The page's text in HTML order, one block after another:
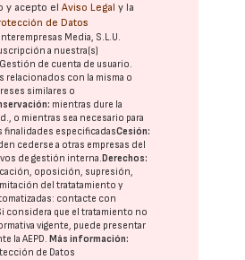
y acepto elAviso Legal y la
de Datos
Interempresas Media, S.L.U.
a nuestra(s)
de cuenta de usuario.
relacionados con la misma o
similares o
mientras dure la
o mientras sea necesario para
finalidades especificadasCesión:
cederse a otras empresas del
de gestión interna. Derechos:
oposición, supresión,
del tratatamiento y
contacte con
considera que el tratamiento no
vigente, puede presentar
laAEPD. Más información:
de Datos